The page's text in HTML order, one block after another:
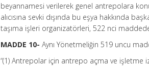
beyannamesi verilerek genel antrepolara
alıcısına sevki dışında bu eşya hakkında
taşıma işleri organizatörleri, 522 nci
MADDE 10-Aynı Yönetmeliğin 519 uncu
“(1) Antrepolar için antrepo açma ve işletme